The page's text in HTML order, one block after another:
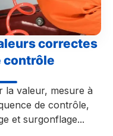
correctes
contrôle
la valeur, mesure à
de contrôle,
et surgonflage...